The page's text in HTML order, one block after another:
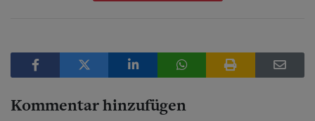
Kommentar hinzufügen